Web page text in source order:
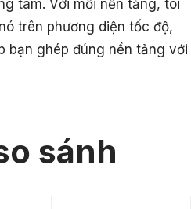
tâm. Với mỗi nền tảng, tôi
trên phương diện tốc độ,
bạn ghép đúng nền tảng với
sánh